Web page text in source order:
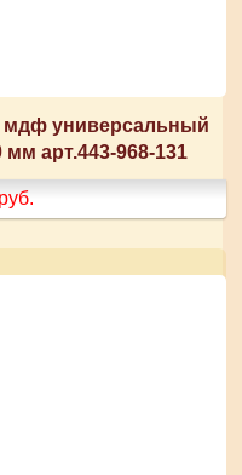
мдф универсальный
мм арт.443-968-131
руб.